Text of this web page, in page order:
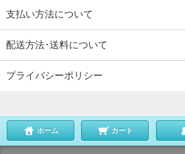
支払い方法について
配送方法･送料について
プライバシーポリシー
ホーム カート